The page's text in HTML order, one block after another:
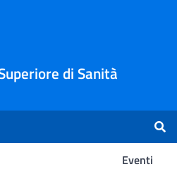
di Sanità
Eventi